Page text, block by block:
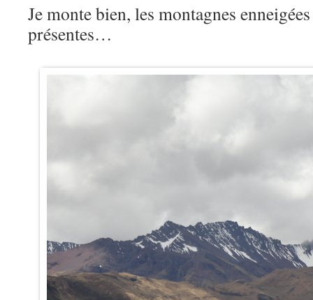
Je monte bien, les montagnes
présentes…